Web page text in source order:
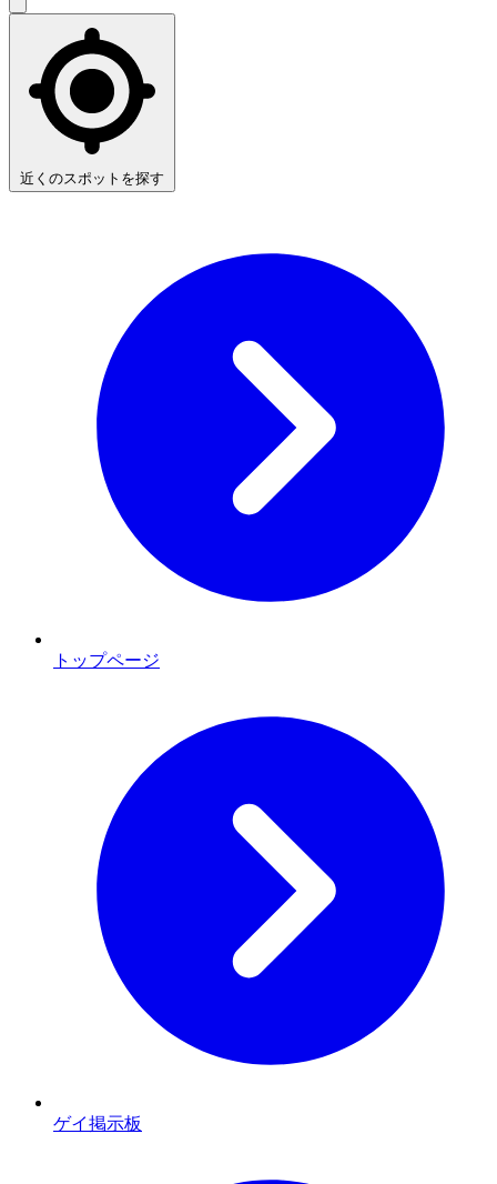
近くのスポットを探す
トップページ
ゲイ掲示板